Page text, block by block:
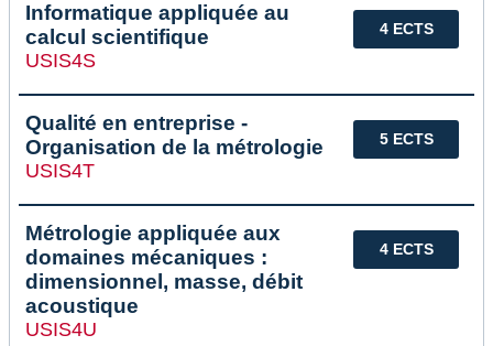
4 ECTS
Informatique appliquée au
calcul scientifique
USIS4S
5 ECTS
Qualité en entreprise -
Organisation de la métrologie
USIS4T
4 ECTS
Métrologie appliquée aux
domaines mécaniques :
dimensionnel, masse, débit
acoustique
USIS4U